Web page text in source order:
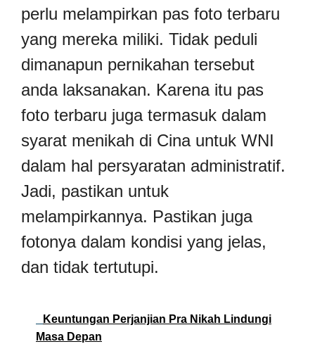
perlu melampirkan pas foto terbaru
yang mereka miliki. Tidak peduli
dimanapun pernikahan tersebut
anda laksanakan. Karena itu pas
foto terbaru juga termasuk dalam
syarat menikah di Cina untuk WNI
dalam hal persyaratan administratif.
Jadi, pastikan untuk
melampirkannya. Pastikan juga
fotonya dalam kondisi yang jelas,
dan tidak tertutupi.
Keuntungan Perjanjian Pra Nikah Lindungi
Masa Depan